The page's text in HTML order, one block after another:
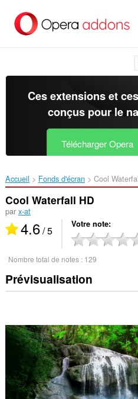
contenu
Ces extensions et
conçus pour le
Télécharger Opera
Accueil Fonds d'écran Cool
Cool Waterfall HD
par x-at
4.6/ 5 Votre note
Nombre total de notes : 129
Prévisualisation